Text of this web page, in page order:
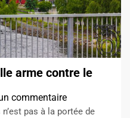
arme contre le
commentaire
pas à la portée de